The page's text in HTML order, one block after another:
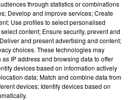
tout organisé dans la journée. Un
tout un chacun de se lancer sur
musicaux et vocaux avec ses
fête accueillera également
afin de mieux les connaître et
actions: A'Cro du Vélo,
Sonore, Le Fil Rouge, La
pour les animaux et le Syndicat de
through statistics or combinations
Develop and improve services; Create
Use profiles to select personalised
content; Ensure security, prevent and
and present advertising and content;
choices. These technologies may
IP address and browsing data to offer
devices based on information actively
data; Match and combine data from
devices; Identify devices based on